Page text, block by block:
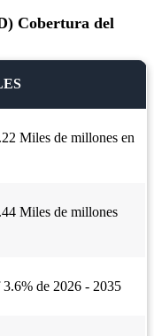
Cobertura del
Miles de millones en
Miles de millones
de 2026 - 2035